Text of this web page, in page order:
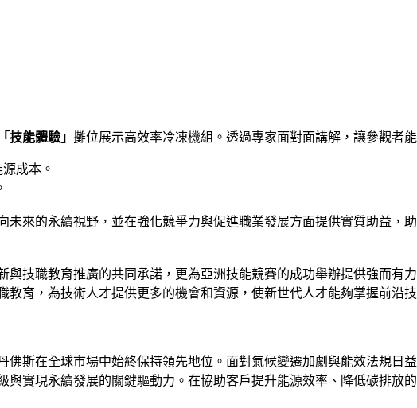
「技能體驗」 攤位展示高效率冷凍機組。透過專家面對面講解，讓參觀者
成本。
來的永續視野，並在強化競爭力與促進職業發展方面提供實質助益，
與技職教育推廣的共同承諾，更為亞洲技能競賽的成功舉辦提供強而有
教育，為技術人才提供更多的機會和資源，使新世代人才能夠掌握前沿
佛斯在全球市場中始終保持領先地位。面對氣候變遷加劇與能效法規日
與實現永續發展的關鍵驅動力。在協助客戶提升能源效率、降低碳排放